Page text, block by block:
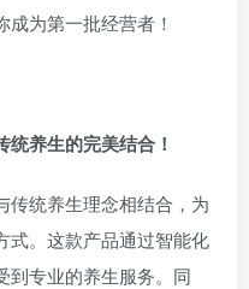
成为第一批经营者！
养生的完美结合！
传统养生理念相结合，为
式。这款产品通过智能化
到专业的养生服务。同